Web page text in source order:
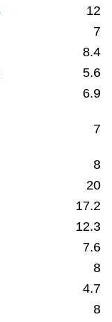
12
7
8.4
5.6
6.9
7
8
20
17.2
12.3
7.6
8
4.7
8